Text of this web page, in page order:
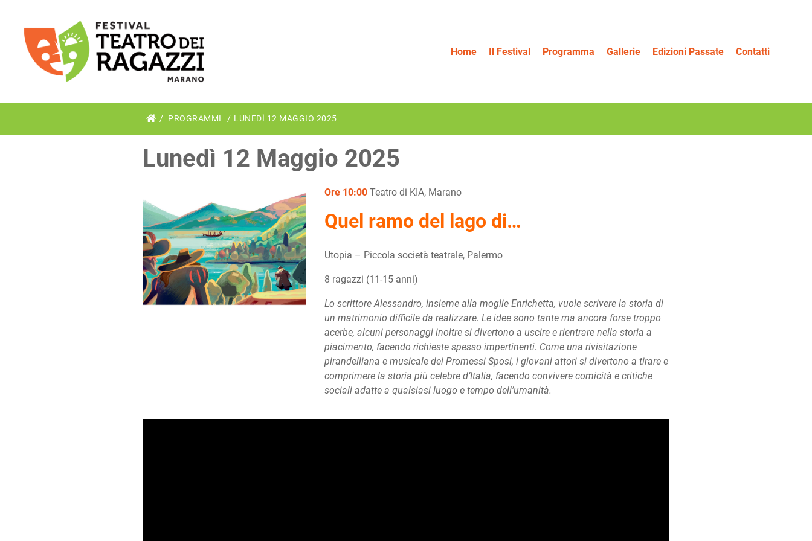
Home Il Festival Programma Gallerie Edizioni Passate Contatti
PROGRAMMI LUNEDÌ 12 MAGGIO 2025
Lunedì 12 Maggio 2025
Ore 10:00Teatro di KIA, Marano
Quel ramo del lago di…
Utopia – Piccola società teatrale, Palermo
8 ragazzi (11-15 anni)
Lo scrittore Alessandro, insieme alla moglie Enrichetta, vuole scrivere la storia di
un matrimonio difficile da realizzare. Le idee sono tante ma ancora forse troppo
acerbe, alcuni personaggi inoltre si divertono a uscire e rientrare nella storia a
piacimento, facendo richieste spesso impertinenti. Come una rivisitazione
pirandelliana e musicale dei Promessi Sposi, i giovani attori si divertono a tirare e
comprimere la storia più celebre d’Italia, facendo convivere comicità e critiche
sociali adatte a qualsiasi luogo e tempo dell’umanità.